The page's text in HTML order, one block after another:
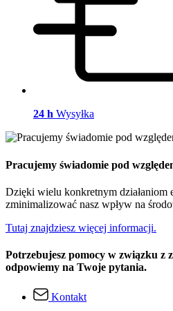
24 h Wysyłka
Pracujemy świadomie pod
Dzięki wielu konkretnym działaniom
zminimalizować nasz wpływ na
Tutaj znajdziesz więcej informacji.
Potrzebujesz pomocy w związku z
odpowiemy na Twoje pytania.
Kontakt